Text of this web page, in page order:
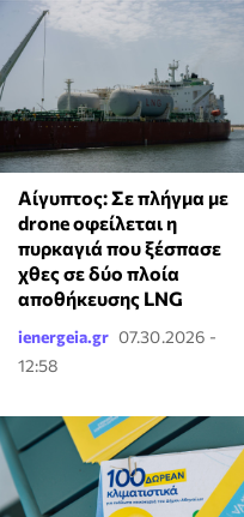
Αίγυπτος: Σε πλήγμα με
drone οφείλεται η
πυρκαγιά που ξέσπασε
χθες σε δύο πλοία
αποθήκευσης LNG
ienergeia.gr 07.30.2026 -
12:58